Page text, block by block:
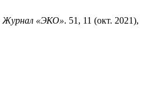
Журнал «ЭКО». 51, 11 (окт. 2021),